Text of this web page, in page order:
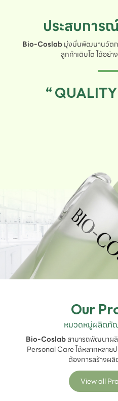
ประสบการ
Bio-Coslabมุ่งมั่นพัฒนานวัต
ลูกค้าเติบโต ได้อย่
“
Our
หมวดหมู่ผลิตภั
Bio-Coslabสามารถพัฒนาผ
Personal Care ได้หลากหลาย
ต้องการสร้าง
View all